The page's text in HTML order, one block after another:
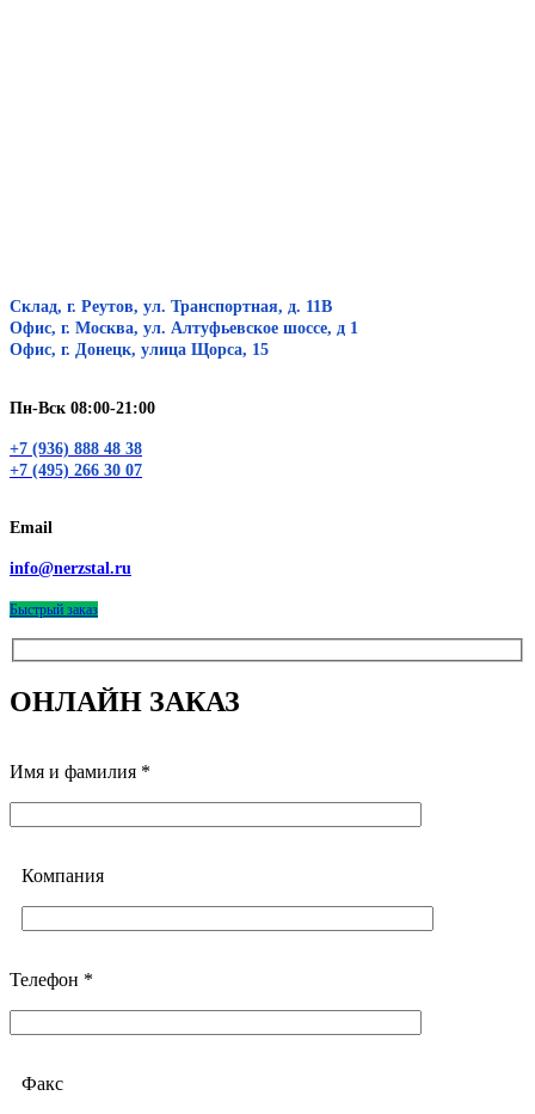
Склад, г. Реутов, ул. Транспортная, д. 11В
Офис, г. Москва, ул. Алтуфьевское шоссе, д 1
Офис, г. Донецк, улица Щорса, 15
Пн-Вск 08:00-21:00
+7 (936) 888 48 38
+7 (495) 266 30 07
Email
info@nerzstal.ru
Быстрый заказ
ОНЛАЙН ЗАКАЗ
Имя и фамилия *
Компания
Телефон *
Факс